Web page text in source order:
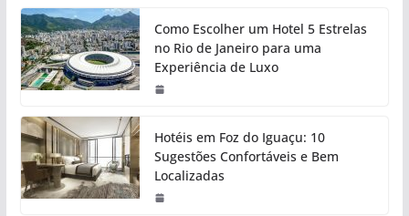
Como Escolher um Hotel 5 Estrelas
no Rio de Janeiro para uma
Experiência de Luxo
Hotéis em Foz do Iguaçu: 10
Sugestões Confortáveis e Bem
Localizadas